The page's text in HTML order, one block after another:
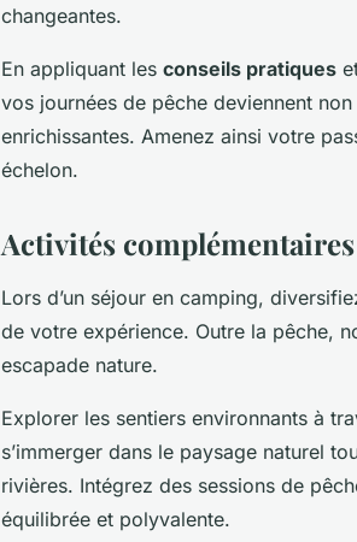
changeantes.
En appliquant les conseils pratiques
vos journées de pêche deviennent
enrichissantes. Amenez ainsi votre
échelon.
Activités
Lors d’un séjour en camping,
de votre expérience. Outre la pêche,
escapade nature.
Explorer les sentiers environnants à
s’immerger dans le paysage naturel
rivières. Intégrez des sessions de
équilibrée et polyvalente.